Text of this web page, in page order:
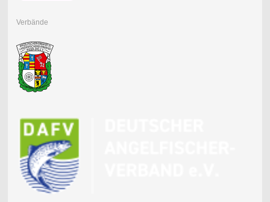
Verbände